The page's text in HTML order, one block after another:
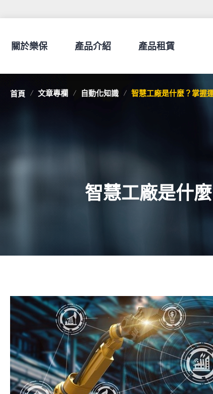
關於樂保 產品介紹 產品租賃
首頁 文章專欄 自動化知識 智慧工廠是什麼？掌握
智慧工廠是什